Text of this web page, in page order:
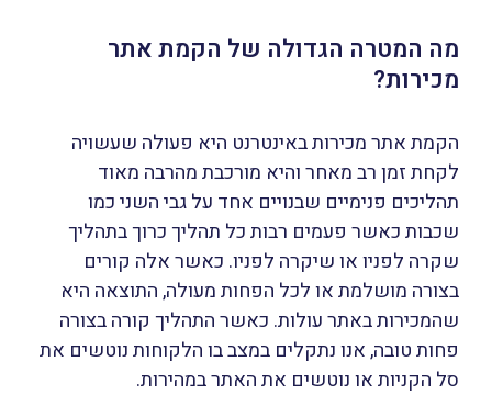
מה המטרה הגדולה של הקמת אתר
מכירות?
הקמת אתר מכירות באינטרנט היא פעולה שעשויה
לקחת זמן רב מאחר והיא מורכבת מהרבה מאוד
תהליכים פנימיים שבנויים אחד על גבי השני כמו
שכבות כאשר פעמים רבות כל תהליך כרוך בתהליך
שקרה לפניו או שיקרה לפניו. כאשר אלה קורים
בצורה מושלמת או לכל הפחות מעולה, התוצאה היא
שהמכירות באתר עולות. כאשר התהליך קורה בצורה
פחות טובה, אנו נתקלים במצב בו הלקוחות נוטשים את
סל הקניות או נוטשים את האתר במהירות.